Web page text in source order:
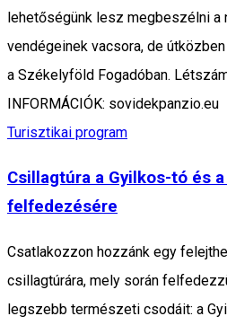
lehetőségünk lesz megbeszélni a
vendégeinek vacsora, de
a Székelyföld Fogadóban.
INFORMÁCIÓK: sovidekpanzio.eu
Turisztikai program
Csillagtúra a Gyilkos-tó és
felfedezésére
Csatlakozzon hozzánk egy
csillagtúrára, mely során
legszebb természeti csodáit: a